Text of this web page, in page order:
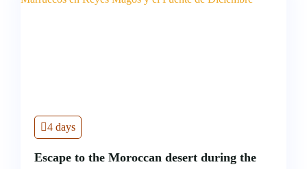
4 days
Escape to the Moroccan desert during the